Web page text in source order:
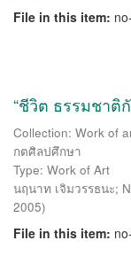
File in this item:
“ชีวิต ธรรมชาติ
Collection: Work of
กตศิลปศึกษา
Type: Work of Art
นฤนาท เจิมวรรธนะ;
2005)
File in this item: